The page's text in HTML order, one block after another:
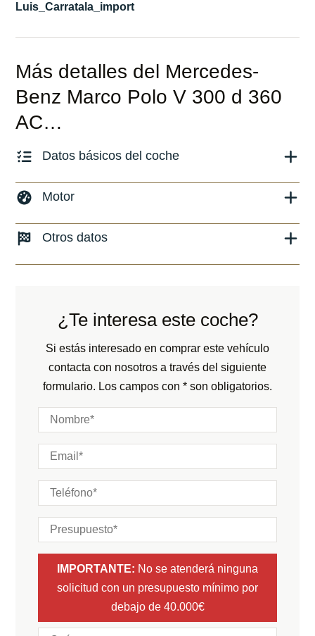
Luis_Carratala_import
Más detalles del Mercedes-
Benz Marco Polo V 300 d 360
AC…
Datos básicos del coche
Marca y modelo:
Fecha de matriculación:
Kilómetros:15000KM
Motor
Combustible: Diesel
Potencia:237 CV
Marchas:
Otros datos
Azul
Color interior:Negro
Carrocería:N/D
Puertas:
Plazas:
¿Te interesa este coche?
Si estás interesado en comprar este vehículo
contacta con nosotros a través del siguiente
formulario. Los campos con * son obligatorios.
IMPORTANTE: No se atenderá ninguna
solicitud con un presupuesto mínimo por
debajo de 40.000€